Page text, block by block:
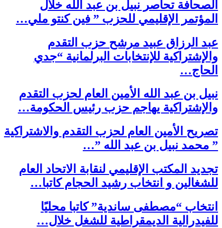
الصحافة تحاصر نبيل بن عبد الله خلال
المؤتمر الإقليمي للحزب ” فين كنتو ملي…
عبد الرزاق عبيد مرشح حزب التقدم
والإشتراكية للإنتخابات البرلمانية “جدي
الحاج…
نبيل بن عبد الله الأمين العام لحزب التقدم
والإشتراكية يهاجم حزب رئيس الحكومة…
تصريح الأمين العام لحزب التقدم والاشتراكية
” محمد نبيل بن عبد الله ”…
تجديد المكتب الإقليمي لنقابة الاتحاد العام
للشغالين و انتخاب رشيد الحجام كاتبا…
انتخاب “مصطفى ساندية” كاتبا محليًا
للفيدرالية الديمقراطية للشغل خلال…